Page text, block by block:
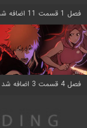
فصل 1 قسمت 11 اضافه شد
فصل 4 قسمت 3 اضافه شد